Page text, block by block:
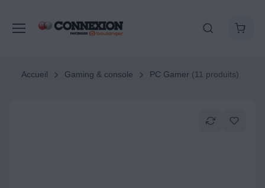
Accueil Gaming & console PC Gamer (11 produits)